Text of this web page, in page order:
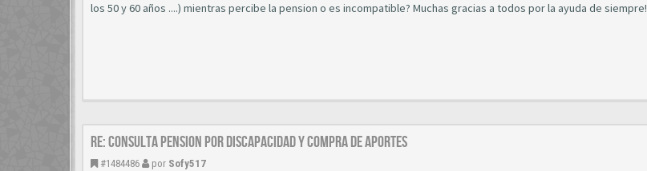
los 50 y 60 años ....) mientras percibe la pension o es incompatible? Muchas gracias a todos por la ayuda de siempre!
Re: CONSULTA PENSION POR DISCAPACIDAD Y COMPRA DE APORTES
#1484486 por Sofy517